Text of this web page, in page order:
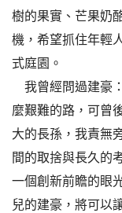
樹的果實、芒果奶
機，希望抓住年輕
式庭園。
我曾經問過建豪
麼艱難的路，可曾
大的長孫，我責無
間的取捨與長久的
一個創新前瞻的眼
兒的建豪，將可以